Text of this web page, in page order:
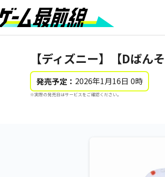
【ディズニー】【Dば
発売予定： 2026年1月16日 0時
※実際の発売日はサービスをご確認ください。